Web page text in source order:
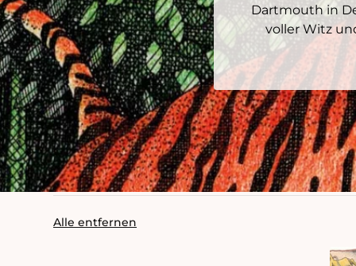
Dartmouth in
voller Witz
Alle entfernen